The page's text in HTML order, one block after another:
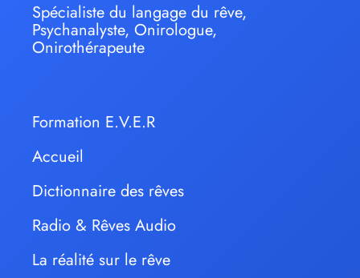
Spécialiste du langage du rêve,
Psychanalyste, Onirologue,
Onirothérapeute
Formation E.V.E.R
Accueil
Dictionnaire des rêves
Radio & Rêves Audio
La réalité sur le rêve